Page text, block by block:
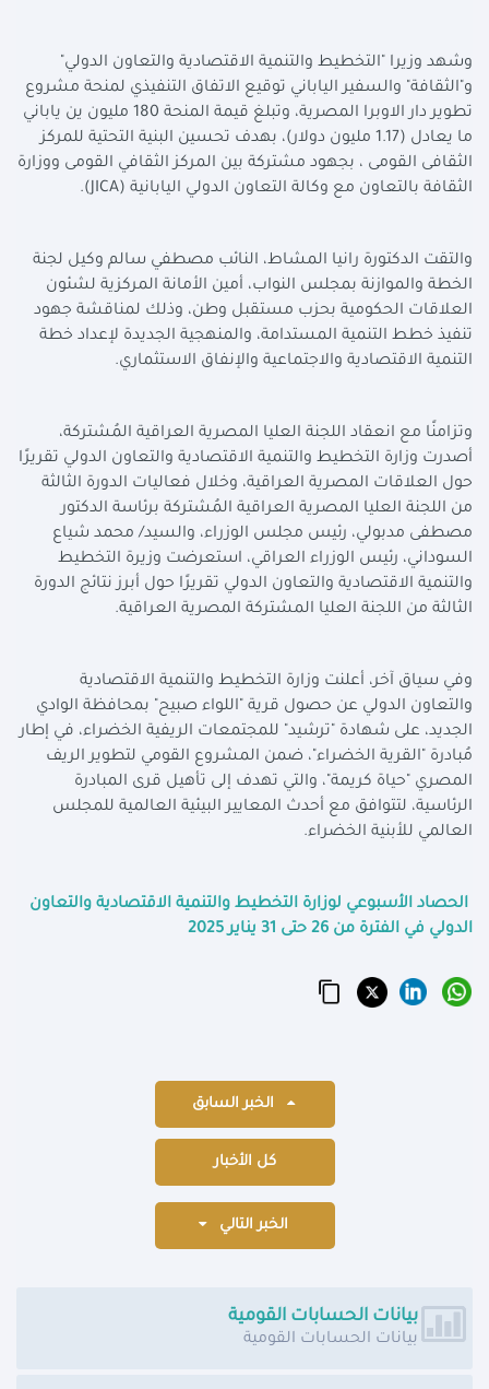
وشهد وزيرا "التخطيط والتنمية الاقتصادية والتعاون الدولي"
و"الثقافة" والسفير الياباني توقيع الاتفاق التنفيذي لمنحة مشروع
تطوير دار الاوبرا المصرية، وتبلغ قيمة المنحة 180 مليون ين ياباني
ما يعادل (1.17 مليون دولار)، بهدف تحسين البنية التحتية للمركز
الثقافى القومى ، بجهود مشتركة بين المركز الثقافي القومى ووزارة
الثقافة بالتعاون مع وكالة التعاون الدولي اليابانية (JICA
).
والتقت الدكتورة رانيا المشاط، النائب مصطفي سالم وكيل لجنة
الخطة والموازنة بمجلس النواب، أمين الأمانة المركزية لشئون
العلاقات الحكومية بحزب مستقبل وطن، وذلك لمناقشة جهود
تنفيذ خطط التنمية المستدامة، والمنهجية الجديدة لإعداد خطة
التنمية الاقتصادية والاجتماعية والإنفاق الاستثماري.
وتزامنًا مع انعقاد اللجنة العليا المصرية العراقية المُشتركة،
أصدرت وزارة التخطيط والتنمية الاقتصادية والتعاون الدولي تقريرًا
حول العلاقات المصرية العراقية، وخلال فعاليات الدورة الثالثة
من اللجنة العليا المصرية العراقية المُشتركة برئاسة الدكتور
مصطفى مدبولي، رئيس مجلس الوزراء، والسيد/ محمد شياع
السوداني، رئيس الوزراء العراقي، استعرضت وزيرة التخطيط
والتنمية الاقتصادية والتعاون الدولي تقريرًا حول أبرز نتائج الدورة
الثالثة من اللجنة العليا المشتركة المصرية العراقية.
وفي سياق آخر، أعلنت وزارة التخطيط والتنمية الاقتصادية
والتعاون الدولي عن حصول قرية "اللواء صبيح" بمحافظة الوادي
الجديد، على شهادة "ترشيد" للمجتمعات الريفية الخضراء، في إطار
مُبادرة "القرية الخضراء"، ضمن المشروع القومي لتطوير الريف
المصري "حياة كريمة"، والتي تهدف إلى تأهيل قرى المبادرة
الرئاسية، لتتوافق مع أحدث المعايير البيئية العالمية للمجلس
العالمي للأبنية الخضراء.
الحصاد الأسبوعي لوزارة التخطيط والتنمية الاقتصادية والتعاون
الدولي في الفترة من 26 حتى 31 يناير 2025
الخبر السابق
كل الأخبار
الخبر التالي
بيانات الحسابات القومية
بيانات الحسابات القومية